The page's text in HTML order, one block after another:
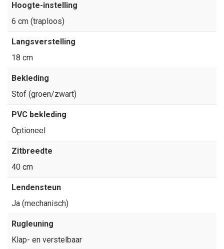
Hoogte-instelling
6 cm (traploos)
Langsverstelling
18 cm
Bekleding
Stof (groen/zwart)
PVC bekleding
Optioneel
Zitbreedte
40 cm
Lendensteun
Ja (mechanisch)
Rugleuning
Klap- en verstelbaar